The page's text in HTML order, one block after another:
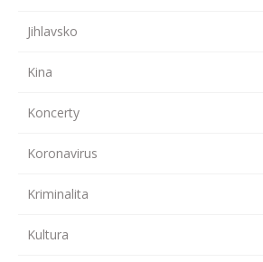
Jihlavsko
Kina
Koncerty
Koronavirus
Kriminalita
Kultura